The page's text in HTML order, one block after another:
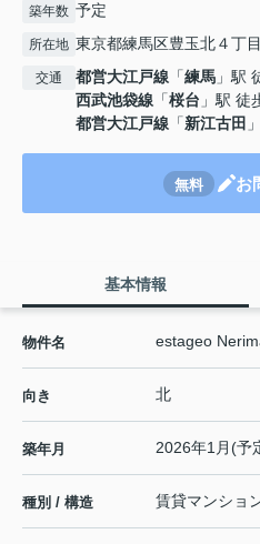
築年数 予定
所在地 東京都練馬区豊玉北４丁
交通 都営大江戸線 「練馬 」駅
西武池袋線 「桜台 」駅 徒
都営大江戸線 「新江古田
無料 お
基本情報
物件名 estageo
向き 北
築年月 2026年1月(予
種別 / 構造 賃貸マンショ